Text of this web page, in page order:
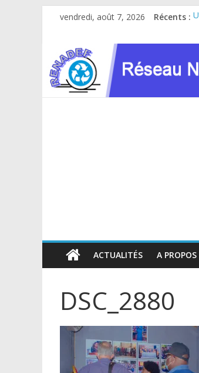
Passervendredi, août 7, 2026 Récents :
ACTUALITÉS A PROPOS
DSC_2880